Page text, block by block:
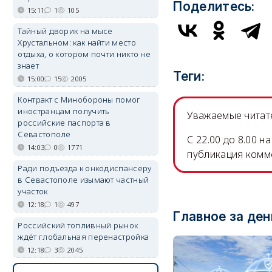
Поделитесь:
Теги:
Уважаемые
C 22.00 до 8.00
публикация
Главное за
15:11 1 105
Тайный дворик на мысе
Хрустальном: как найти место
отдыха, о котором почти никто не
знает
15:00 15 2005
Контракт с Минобороны помог
иностранцам получить
российские паспорта в
Севастополе
14:03 0 1771
Ради подъезда к онкодиспансеру
в Севастополе изымают частный
участок
12:18 1 497
Российский топливный рынок
ждёт глобальная перенастройка
12:18 3 2045